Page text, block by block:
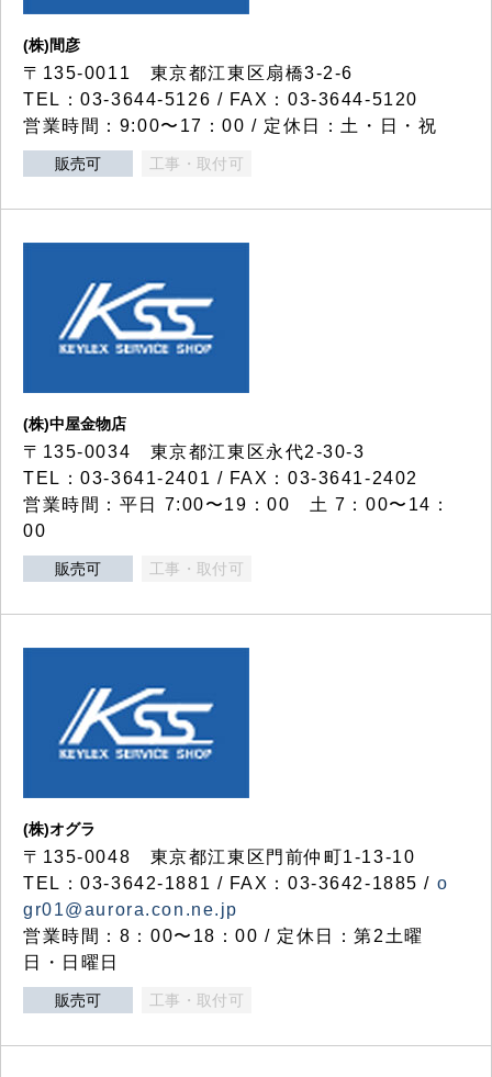
(株)間彦
〒135-0011 東京都江東区扇橋3-2-6
TEL：03-3644-5126 / FAX：03-3644-5120
営業時間：9:00〜17：00 / 定休日：土・日・祝
販売可 工事・取付可
(株)中屋金物店
〒135-0034 東京都江東区永代2-30-3
TEL：03-3641-2401 / FAX：03-3641-2402
営業時間：平日 7:00〜19：00 土 7：00〜14：
00
販売可 工事・取付可
(株)オグラ
〒135-0048 東京都江東区門前仲町1-13-10
TEL：03-3642-1881 / FAX：03-3642-1885 / o
gr01@aurora.con.ne.jp
営業時間：8：00〜18：00 / 定休日：第2土曜
日・日曜日
販売可 工事・取付可